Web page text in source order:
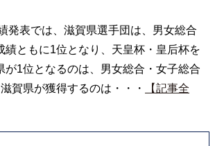
発表では、滋賀県選手団は、男女総合
績ともに1位となり、天皇杯・皇后杯を
が1位となるのは、男女総合・女子総合
賀県が獲得するのは・・・
【記事全